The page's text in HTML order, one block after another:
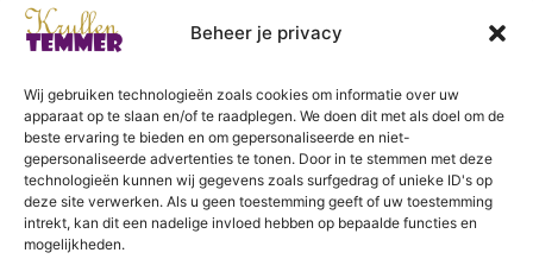
Beheer je privacy
Wij gebruiken technologieën zoals cookies om informatie over uw
apparaat op te slaan en/of te raadplegen. We doen dit met als doel om de
beste ervaring te bieden en om gepersonaliseerde en niet-
gepersonaliseerde advertenties te tonen. Door in te stemmen met deze
technologieën kunnen wij gegevens zoals surfgedrag of unieke ID's op
deze site verwerken. Als u geen toestemming geeft of uw toestemming
intrekt, kan dit een nadelige invloed hebben op bepaalde functies en
mogelijkheden.
KrullenTemmer Lelystad
Punter 10 02
8242 DC Lelystad
0643996868